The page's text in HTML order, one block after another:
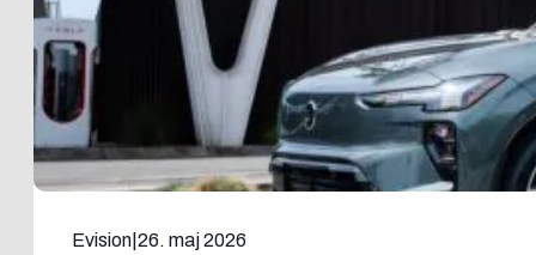
Evision 26. maj 2026